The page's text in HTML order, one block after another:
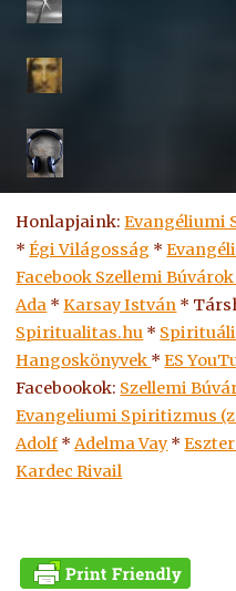
Honlapjaink:Evangéliumi
*Égi Világosság *
Facebook Szellemi
Ada *Karsay István *
Spiritualitas.hu *
Hangoskönyvek *ES
Facebookok: Szellemi
Evangeliumi Spiritizmus
Adolf *Adelma Vay *
Kardec Rivail